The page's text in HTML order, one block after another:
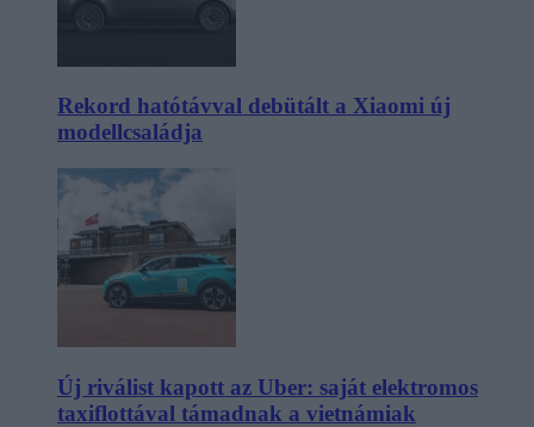
Rekord hatótávval debütált a Xiaomi új
modellcsaládja
Új riválist kapott az Uber: saját elektromos
taxiflottával támadnak a vietnámiak